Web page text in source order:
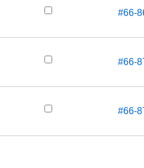
#66-
#66-
#66-